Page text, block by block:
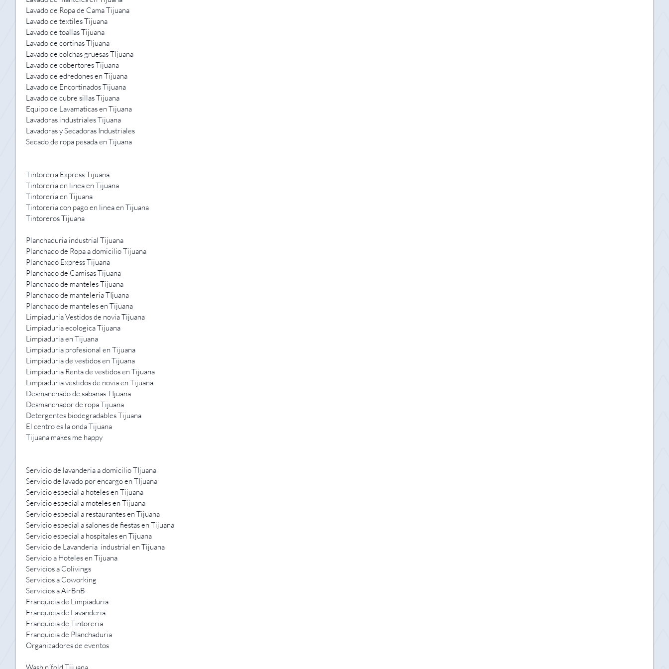
Lavado de Ropa de Cama Tijuana
Lavado de textiles Tijuana
Lavado de toallas Tijuana
Lavado de cortinas TIjuana
Lavado de colchas gruesas TIjuana
Lavado de cobertores Tijuana
Lavado de edredones en Tijuana
Lavado de Encortinados Tijuana
Lavado de cubre sillas Tijuana
Equipo de Lavamaticas en Tijuana
Lavadoras industriales Tijuana
Lavadoras y Secadoras Industriales
Secado de ropa pesada en Tijuana
Tintoreria Express Tijuana
Tintoreria en linea en Tijuana
Tintoreria en Tijuana
Tintoreria con pago en linea en Tijuana
Tintoreros Tijuana
Planchaduria industrial Tijuana
Planchado de Ropa a domicilio Tijuana
Planchado Express Tijuana
Planchado de Camisas Tijuana
Planchado de manteles Tijuana
Planchado de manteleria TIjuana
Planchado de manteles en Tijuana
Limpiaduria Vestidos de novia Tijuana
Limpiaduria ecologica Tijuana
Limpiaduria en Tijuana
Limpiaduria profesional en Tijuana
Limpiaduria de vestidos en Tijuana
Limpiaduria Renta de vestidos en Tijuana
Limpiaduria vestidos de novia en Tijuana
Desmanchado de sabanas TIjuana
Desmanchador de ropa Tijuana
Detergentes biodegradables Tijuana
El centro es la onda Tijuana
Tijuana makes me happy
Servicio de lavanderia a domicilio TIjuana
Servicio de lavado por encargo en TIjuana
Servicio especial a hoteles en Tijuana
Servicio especial a moteles en Tijuana
Servicio especial a restaurantes en Tijuana
Servicio especial a salones de fiestas en Tijuana
Servicio especial a hospitales en Tijuana
Servicio de Lavanderia industrial en Tijuana
Servicio a Hoteles en Tijuana
Servicios a Colivings
Servicios a Coworking
Servicios a AirBnB
Franquicia de Limpiaduria
Franquicia de Lavanderia
Franquicia de Tintoreria
Franquicia de Planchaduria
Organizadores de eventos
Wash n´fold Tijuana